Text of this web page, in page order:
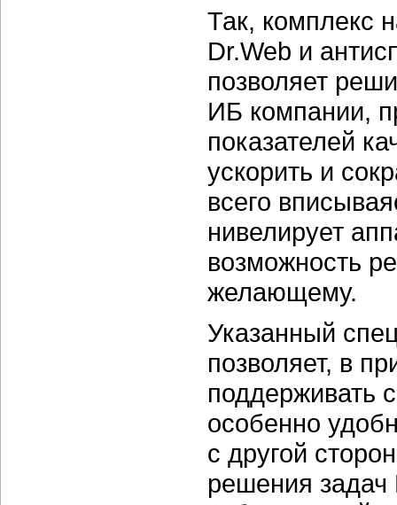
Так, комплекс
Dr.Web и
позволяет
ИБ компании,
показателей
ускорить и
всего
нивелирует
возможность
желающему.
Указанный
позволяет, в
поддерживать
особенно
с другой
решения